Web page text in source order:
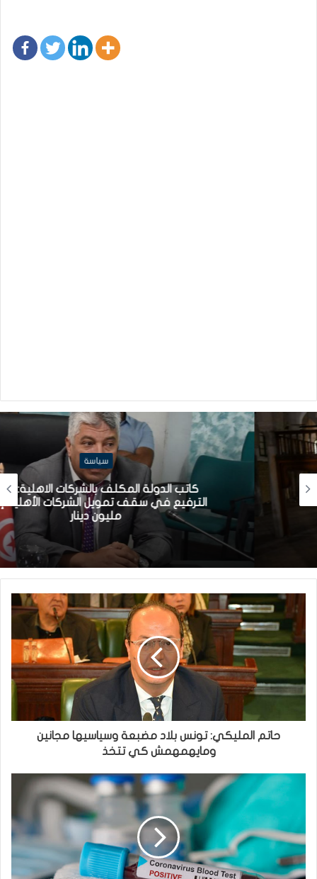
سياسة
كاتب الدولة المكلف بالشركات الاهلية: قريبا
الترفيع في سقف تمويل الشركات الأهلية إلى
مليون دينار
حاتم المليكي: تونس بلاد مضبعة وسياسيها مجانين
ومايهمهمش كي تتخذ